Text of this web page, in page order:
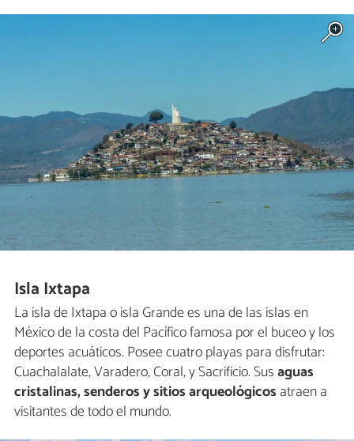
Isla Ixtapa
La isla de Ixtapa o isla Grande es una de las islas en
México de la costa del Pacífico famosa por el buceo y los
deportes acuáticos. Posee cuatro playas para disfrutar:
Cuachalalate, Varadero, Coral, y Sacrificio. Susaguas
cristalinas, senderos y sitios arqueológicos atraen a
visitantes de todo el mundo.